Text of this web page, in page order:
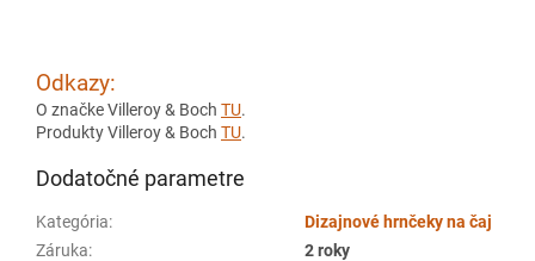
Odkazy:
O značke Villeroy & Boch TU.
Produkty Villeroy & Boch TU.
Dodatočné parametre
Kategória:
Dizajnové hrnčeky na čaj
Záruka:
2 roky